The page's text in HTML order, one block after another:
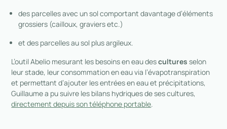
des parcelles avec un sol comportant davantage d’éléments
grossiers (cailloux, graviers etc.)
et des parcelles au sol plus argileux.
L’outil Abelio mesurant les besoins en eau descultures selon
leur stade, leur consommation en eau via l’évapotranspiration
et permettant d’ajouter les entrées en eau et précipitations,
Guillaume a pu suivre les bilans hydriques de ses cultures,
directement depuis son téléphone portable.